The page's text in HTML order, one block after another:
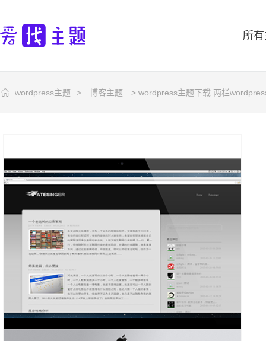
所
wordpress主题 > 博客主题 > wordpress主题下载 两栏